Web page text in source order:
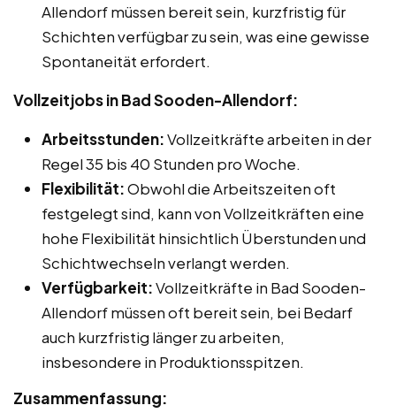
Allendorf müssen bereit sein, kurzfristig für
Schichten verfügbar zu sein, was eine gewisse
Spontaneität erfordert.
Vollzeitjobs in Bad Sooden-Allendorf:
Arbeitsstunden:Vollzeitkräfte arbeiten in der
Regel 35 bis 40 Stunden pro Woche.
Flexibilität:Obwohl die Arbeitszeiten oft
festgelegt sind, kann von Vollzeitkräften eine
hohe Flexibilität hinsichtlich Überstunden und
Schichtwechseln verlangt werden.
Verfügbarkeit:Vollzeitkräfte in Bad Sooden-
Allendorf müssen oft bereit sein, bei Bedarf
auch kurzfristig länger zu arbeiten,
insbesondere in Produktionsspitzen.
Zusammenfassung: